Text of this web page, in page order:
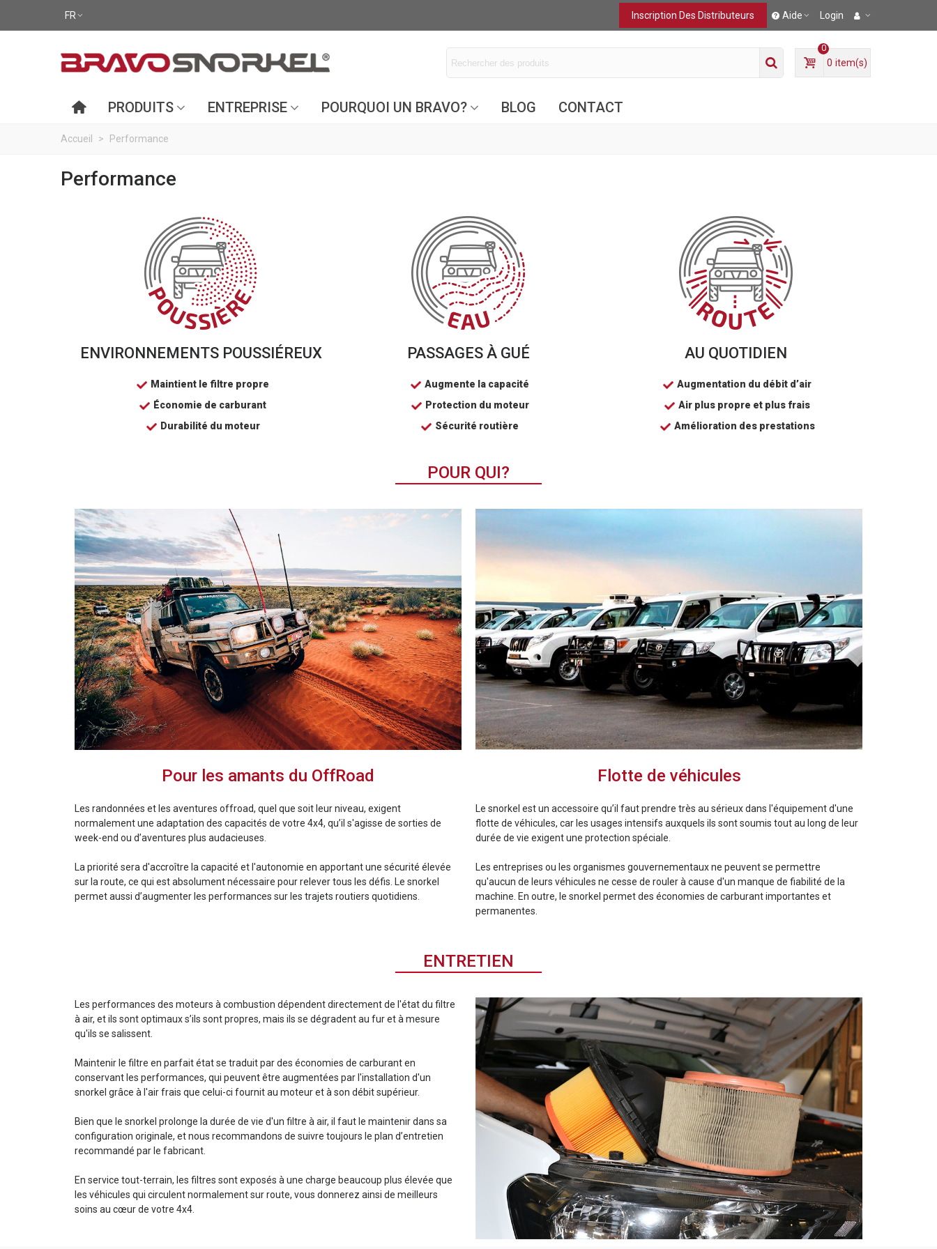
FR Aide Login
Inscription Des Distributeurs
0
0 item(s)
PRODUITS ENTREPRISE POURQUOI UN BRAVO? BLOG CONTACT
Accueil > Performance
Performance
ENVIRONNEMENTS POUSSIÉREUX
Maintient le filtre propre
Économie de carburant
Durabilité du moteur
PASSAGES À GUÉ
Augmente la capacité
Protection du moteur
Sécurité routière
AU QUOTIDIEN
Augmentation du débit d’air
Air plus propre et plus frais
Amélioration des prestations
POUR QUI?
Pour les amants du OffRoad
Les randonnées et les aventures offroad, quel que soit leur niveau, exigent
normalement une adaptation des capacités de votre 4x4, qu’il s'agisse de sorties de
week-end ou d’aventures plus audacieuses.
La priorité sera d'accroître la capacité et l'autonomie en apportant une sécurité élevée
sur la route, ce qui est absolument nécessaire pour relever tous les défis. Le snorkel
permet aussi d’augmenter les performances sur les trajets routiers quotidiens.
Flotte de véhicules
Le snorkel est un accessoire qu’il faut prendre très au sérieux dans l'équipement d'une
flotte de véhicules, car les usages intensifs auxquels ils sont soumis tout au long de leur
durée de vie exigent une protection spéciale.
Les entreprises ou les organismes gouvernementaux ne peuvent se permettre
qu'aucun de leurs véhicules ne cesse de rouler à cause d'un manque de fiabilité de la
machine. En outre, le snorkel permet des économies de carburant importantes et
permanentes.
ENTRETIEN
Les performances des moteurs à combustion dépendent directement de l'état du filtre
à air, et ils sont optimaux s’ils sont propres, mais ils se dégradent au fur et à mesure
qu'ils se salissent.
Maintenir le filtre en parfait état se traduit par des économies de carburant en
conservant les performances, qui peuvent être augmentées par l'installation d'un
snorkel grâce à l'air frais que celui-ci fournit au moteur et à son débit supérieur.
Bien que le snorkel prolonge la durée de vie d'un filtre à air, il faut le maintenir dans sa
configuration originale, et nous recommandons de suivre toujours le plan d’entretien
recommandé par le fabricant.
En service tout-terrain, les filtres sont exposés à une charge beaucoup plus élevée que
les véhicules qui circulent normalement sur route, vous donnerez ainsi de meilleurs
soins au cœur de votre 4x4.